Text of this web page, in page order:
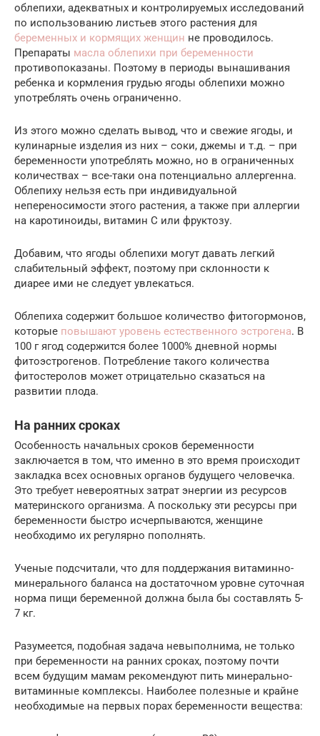
облепихи, адекватных и контролируемых исследований
по использованию листьев этого растения для
беременных и кормящих женщин не проводилось.
Препараты масла облепихи при беременности
противопоказаны. Поэтому в периоды вынашивания
ребенка и кормления грудью ягоды облепихи можно
употреблять очень ограниченно.
Из этого можно сделать вывод, что и свежие ягоды, и
кулинарные изделия из них – соки, джемы и т.д. – при
беременности употреблять можно, но в ограниченных
количествах – все-таки она потенциально аллергенна.
Облепиху нельзя есть при индивидуальной
непереносимости этого растения, а также при аллергии
на каротиноиды, витамин С или фруктозу.
Добавим, что ягоды облепихи могут давать легкий
слабительный эффект, поэтому при склонности к
диарее ими не следует увлекаться.
Облепиха содержит большое количество фитогормонов,
которые повышают уровень естественного эстрогена. В
100 г ягод содержится более 1000% дневной нормы
фитоэстрогенов. Потребление такого количества
фитостеролов может отрицательно сказаться на
развитии плода.
На ранних сроках
Особенность начальных сроков беременности
заключается в том, что именно в это время происходит
закладка всех основных органов будущего человечка.
Это требует невероятных затрат энергии из ресурсов
материнского организма. А поскольку эти ресурсы при
беременности быстро исчерпываются, женщине
необходимо их регулярно пополнять.
Ученые подсчитали, что для поддержания витаминно-
минерального баланса на достаточном уровне суточная
норма пищи беременной должна была бы составлять 5-
7 кг.
Разумеется, подобная задача невыполнима, не только
при беременности на ранних сроках, поэтому почти
всем будущим мамам рекомендуют пить минерально-
витаминные комплексы. Наиболее полезные и крайне
необходимые на первых порах беременности вещества: